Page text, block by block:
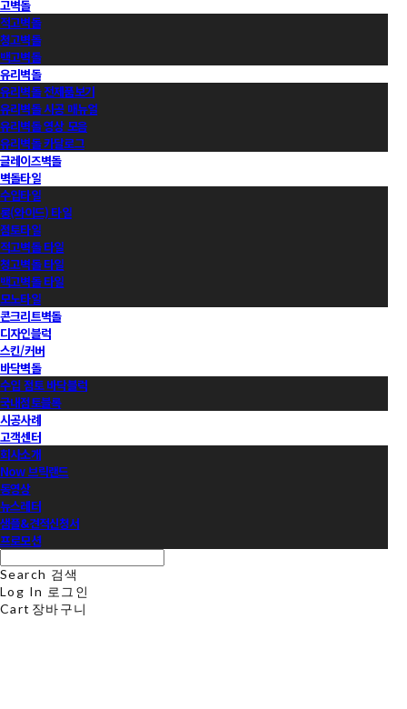
고벽돌
적고벽돌
청고벽돌
백고벽돌
유리벽돌
유리벽돌 전제품보기
유리벽돌 시공 매뉴얼
유리벽돌 영상 모음
유리벽돌 카달로그
글레이즈벽돌
벽돌타일
수입타일
롱(와이드) 타일
점토타일
적고벽돌 타일
청고벽돌 타일
백고벽돌 타일
모노타일
콘크리트벽돌
디자인블럭
스킨/커버
바닥벽돌
수입 점토 바닥블럭
국내점토블록
시공사례
고객센터
회사소개
Now 브릭랜드
동영상
뉴스레터
샘플&견적신청서
프로모션
Search 검색
Log In 로그인
Cart 장바구니